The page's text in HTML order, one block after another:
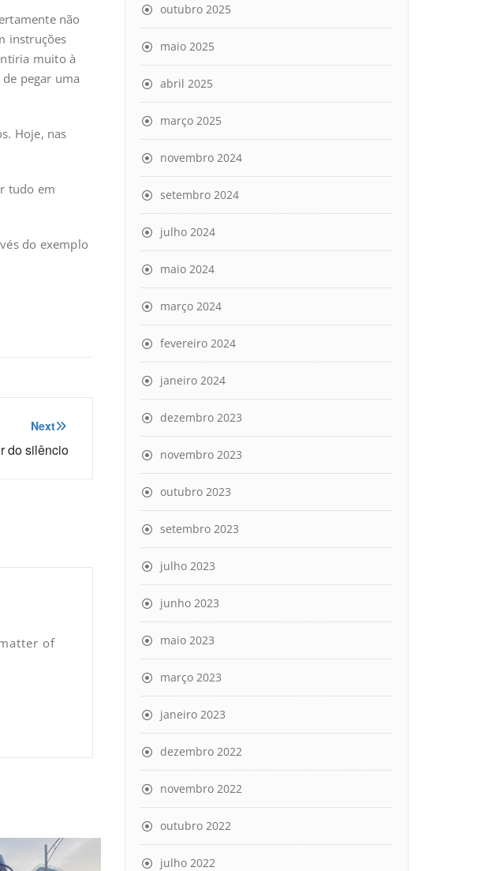
não
instruções
muito à
pegar uma
Hoje, nas
tudo em
do exemplo
Next
do silêncio
of
outubro 2025
maio 2025
abril 2025
março 2025
novembro 2024
setembro 2024
julho 2024
maio 2024
março 2024
fevereiro 2024
janeiro 2024
dezembro 2023
novembro 2023
outubro 2023
setembro 2023
julho 2023
junho 2023
maio 2023
março 2023
janeiro 2023
dezembro 2022
novembro 2022
outubro 2022
julho 2022